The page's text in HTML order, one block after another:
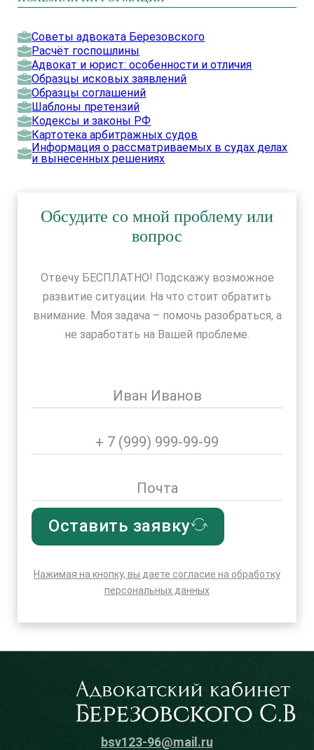
Советы адвоката Березовского
Расчёт госпошлины
Адвокат и юрист: особенности и отличия
Образцы исковых заявлений
Образцы соглашений
Шаблоны претензий
Кодексы и законы РФ
Картотека арбитражных судов
Информация о рассматриваемых в судах делах
и вынесенных решениях
Обсудите со мной проблему или
вопрос
Отвечу БЕСПЛАТНО! Подскажу возможное
развитие ситуации. На что стоит обратить
внимание. Моя задача – помочь разобраться, а
не заработать на Вашей проблеме.
Оставить заявку
Нажимая на кнопку, вы даете согласие на обработку
персональных данных
bsv123-96@mail.ru